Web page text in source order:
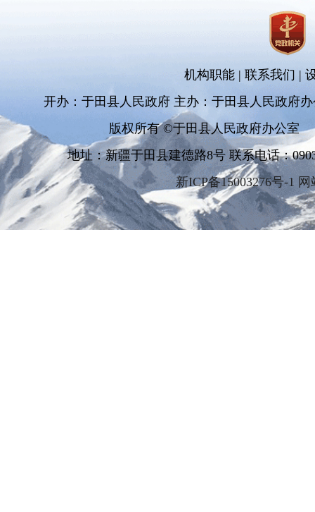
持方
核
机构职能 | 联系我们 |
开办：于田县人民政府 主办：于田县人民政府
版权所有 ©于田县人民政府办公室
地址：新疆于田县建德路8号 联系电话：
新ICP备15003276号-1